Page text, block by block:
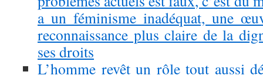
a un féminisme inadéquat, une
reconnaissance plus claire de la
ses droits
L’homme revêt un rôle tout aussi